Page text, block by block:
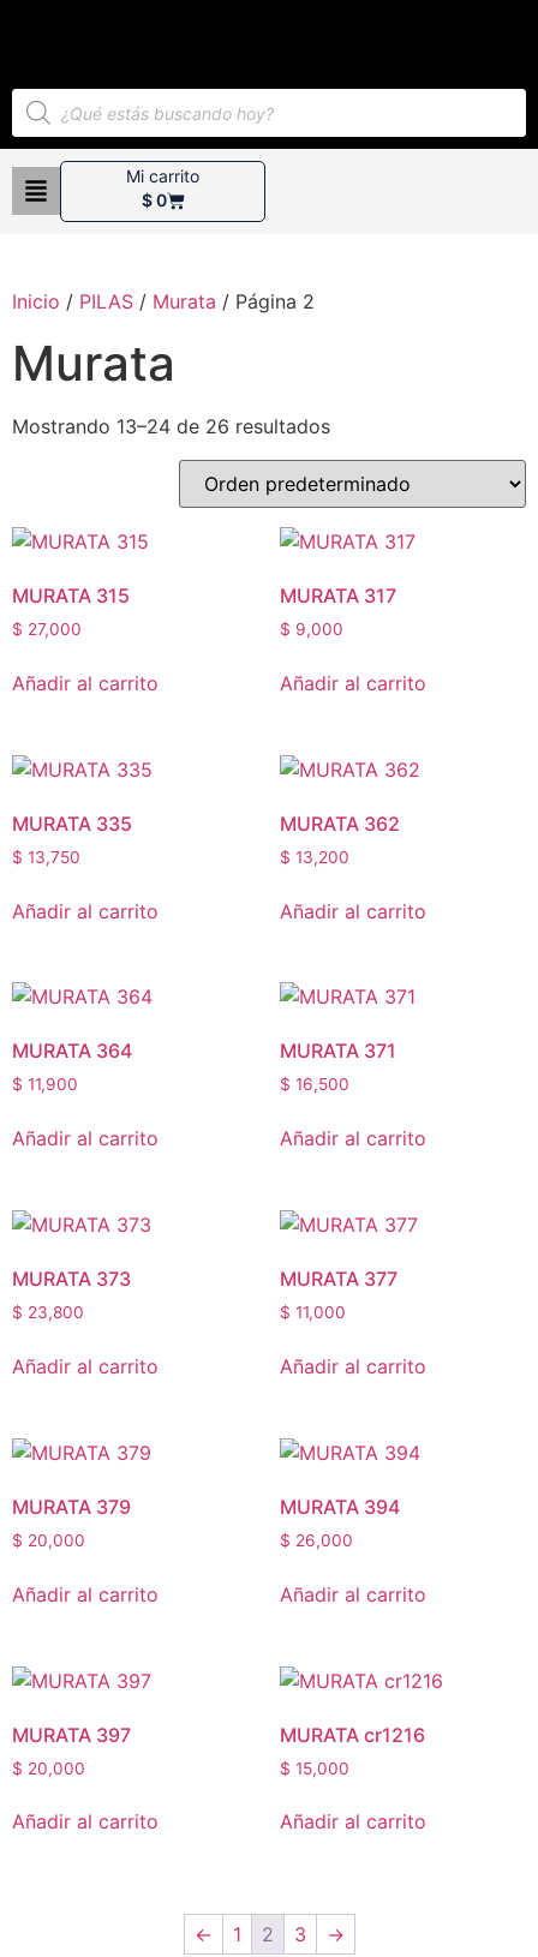
Mi carrito
$0
Inicio / PILAS / Murata / Página 2
Murata
Mostrando 13–24 de 26 resultados
MURATA 315
$ 27,000
Añadir al carrito
MURATA 317
$ 9,000
Añadir al carrito
MURATA 335
$ 13,750
Añadir al carrito
MURATA 362
$ 13,200
Añadir al carrito
MURATA 364
$ 11,900
Añadir al carrito
MURATA 371
$ 16,500
Añadir al carrito
MURATA 373
$ 23,800
Añadir al carrito
MURATA 377
$ 11,000
Añadir al carrito
MURATA 379
$ 20,000
Añadir al carrito
MURATA 394
$ 26,000
Añadir al carrito
MURATA 397
$ 20,000
Añadir al carrito
MURATA cr1216
$ 15,000
Añadir al carrito
← 1 2 3 →